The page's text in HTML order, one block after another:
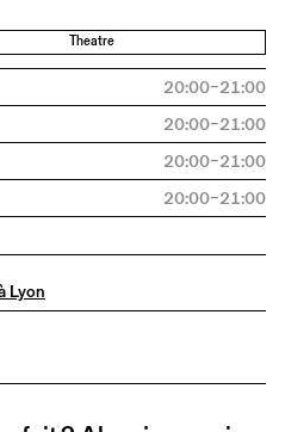
Theatre
20:00–21:00
20:00–21:00
20:00–21:00
20:00–21:00
Lyon